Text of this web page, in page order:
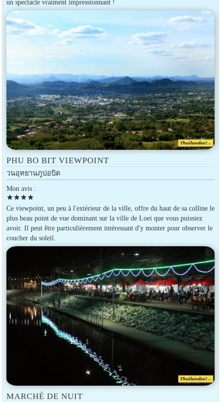
un spectacle vraiment impressionnant !
PHU BO BIT VIEWPOINT
วนอุทยานภูบ่อบิด
Mon avis :
starstarstarstar
Ce viewpoint, un peu à l'extérieur de la ville, offre du haut de sa colline le
plus beau point de vue dominant sur la ville de Loei que vous puissiez
avoir. Il peut être particulièrement intéressant d'y monter pour observer le
coucher du soleil.
MARCHÉ DE NUIT